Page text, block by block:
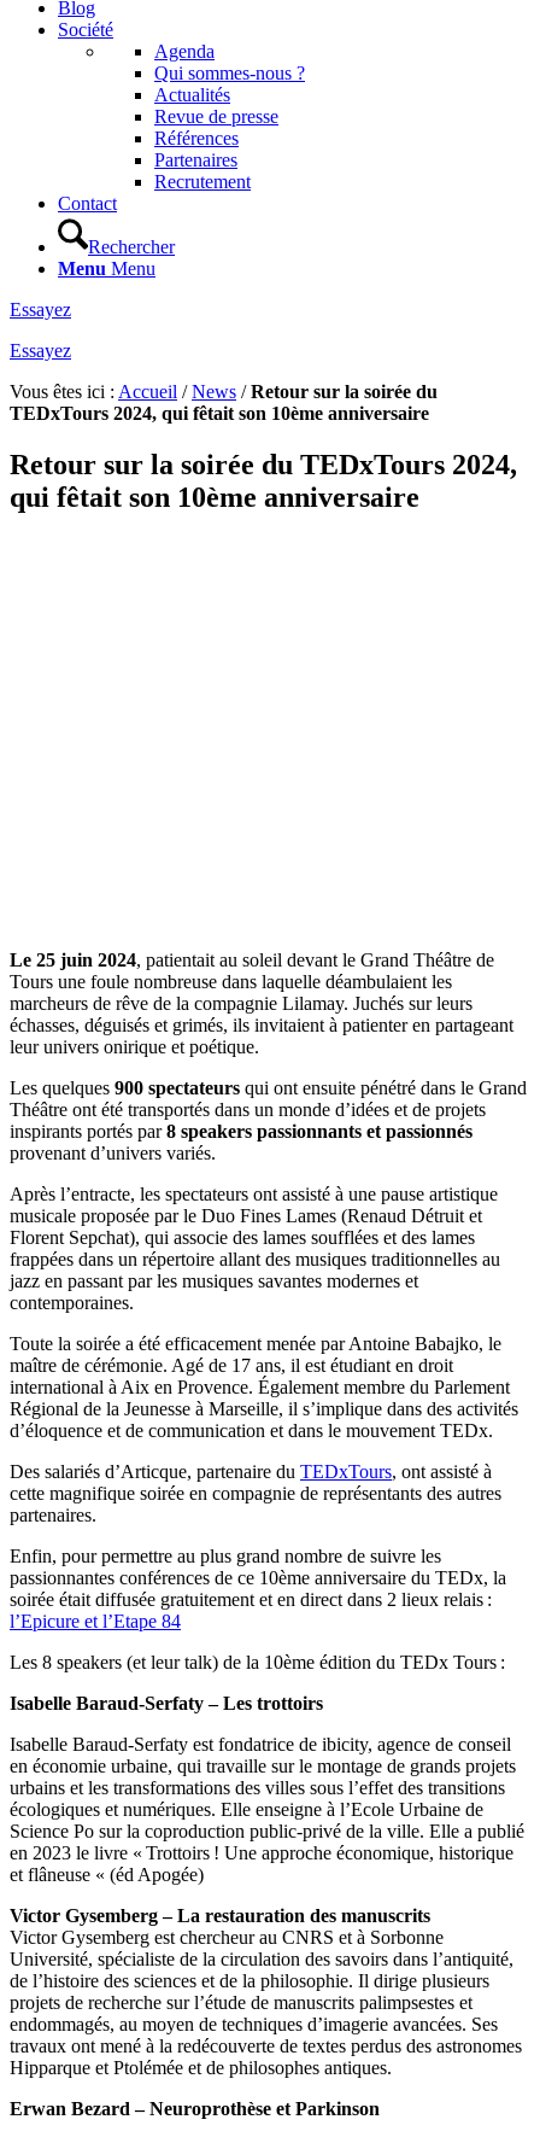
Blog
Société
Agenda
Qui sommes-nous ?
Actualités
Revue de presse
Références
Partenaires
Recrutement
Contact
Rechercher
Menu Menu
Essayez
Essayez
Vous êtes ici : Accueil /News /Retour sur la soirée du
TEDxTours 2024, qui fêtait son 10ème anniversaire
Retour sur la soirée du TEDxTours 2024,
qui fêtait son 10ème anniversaire
Le 25 juin 2024, patientait au soleil devant le Grand Théâtre de
Tours une foule nombreuse dans laquelle déambulaient les
marcheurs de rêve de la compagnie Lilamay. Juchés sur leurs
échasses, déguisés et grimés, ils invitaient à patienter en partageant
leur univers onirique et poétique.
Les quelques 900 spectateurs qui ont ensuite pénétré dans le Grand
Théâtre ont été transportés dans un monde d’idées et de projets
inspirants portés par8 speakers passionnants et passionnés
provenant d’univers variés.
Après l’entracte, les spectateurs ont assisté à une pause artistique
musicale proposée par le Duo Fines Lames (Renaud Détruit et
Florent Sepchat), qui associe des lames soufflées et des lames
frappées dans un répertoire allant des musiques traditionnelles au
jazz en passant par les musiques savantes modernes et
contemporaines.
Toute la soirée a été efficacement menée par Antoine Babajko, le
maître de cérémonie. Agé de 17 ans, il est étudiant en droit
international à Aix en Provence. Également membre du Parlement
Régional de la Jeunesse à Marseille, il s’implique dans des activités
d’éloquence et de communication et dans le mouvement TEDx.
Des salariés d’Articque, partenaire du TEDxTours, ont assisté à
cette magnifique soirée en compagnie de représentants des autres
partenaires.
Enfin, pour permettre au plus grand nombre de suivre les
passionnantes conférences de ce 10ème anniversaire du TEDx, la
soirée était diffusée gratuitement et en direct dans 2 lieux relais :
l’Epicure et l’Etape 84
Les 8 speakers (et leur talk) de la 10ème édition du TEDx Tours :
Isabelle Baraud-Serfaty – Les trottoirs
Isabelle Baraud-Serfaty est fondatrice de ibicity, agence de conseil
en économie urbaine, qui travaille sur le montage de grands projets
urbains et les transformations des villes sous l’effet des transitions
écologiques et numériques. Elle enseigne à l’Ecole Urbaine de
Science Po sur la coproduction public-privé de la ville. Elle a publié
en 2023 le livre « Trottoirs ! Une approche économique, historique
et flâneuse « (éd Apogée)
Victor Gysemberg – La restauration des manuscrits
Victor Gysemberg est chercheur au CNRS et à Sorbonne
Université, spécialiste de la circulation des savoirs dans l’antiquité,
de l’histoire des sciences et de la philosophie. Il dirige plusieurs
projets de recherche sur l’étude de manuscrits palimpsestes et
endommagés, au moyen de techniques d’imagerie avancées. Ses
travaux ont mené à la redécouverte de textes perdus des astronomes
Hipparque et Ptolémée et de philosophes antiques.
Erwan Bezard – Neuroprothèse et Parkinson